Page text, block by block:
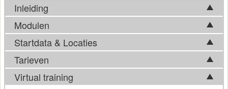
Inleiding
Vrijwel iedere organisatie heeft te maken met
informatiesystemen en internetverkeer. Ben jij op de hoogte
van de bedreigingen en risico's die hiermee gepaard gaan?
Weet je hoe jouw organisatie zich zou kunnen, of zelfs
moeten wapenen tegen hacks, ransomware, of datalekken?
Als manager ben je verantwoordelijk voor het
Modulen
Tijdens de cursusSecurity
volgende onderwerpen aan bod:
Introductie
Risicomanagement (Security and Risk Management)
Startdata & Locaties
Kies uit 6 locatie(s) in Nederland. Ook beschikbaar in
Antwerpen.
Tarieven
Virtual training